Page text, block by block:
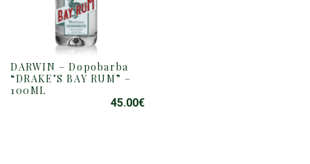
DARWIN – Dopobarba
“DRAKE’S BAY RUM” –
100ML
45.00€